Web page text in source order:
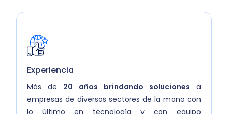
Experiencia
Más de 20 años brindando soluciones a
empresas de diversos sectores de la mano con